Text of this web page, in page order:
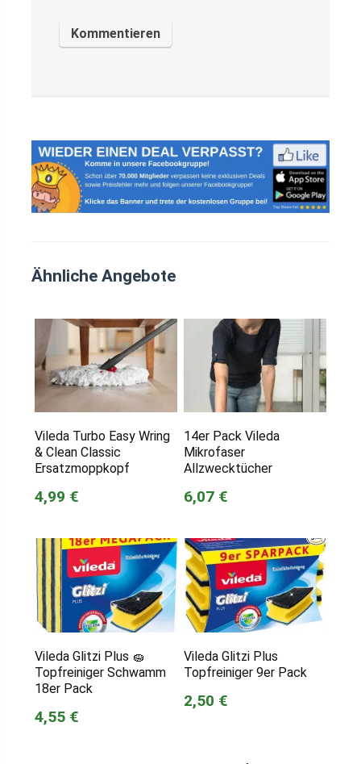
Ähnliche Angebote
Vileda Turbo Easy Wring
& Clean Classic
Ersatzmoppkopf
4,99 €
14er Pack Vileda
Mikrofaser
Allzwecktücher
6,07 €
Vileda Glitzi Plus 🧽
Topfreiniger Schwamm
18er Pack
4,55 €
Vileda Glitzi Plus
Topfreiniger 9er Pack
2,50 €